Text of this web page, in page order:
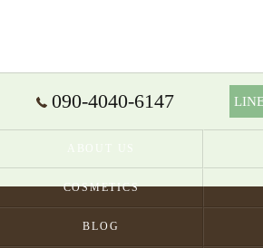
090-4040-6147
ABOUT US
COSMETICS
BLOG